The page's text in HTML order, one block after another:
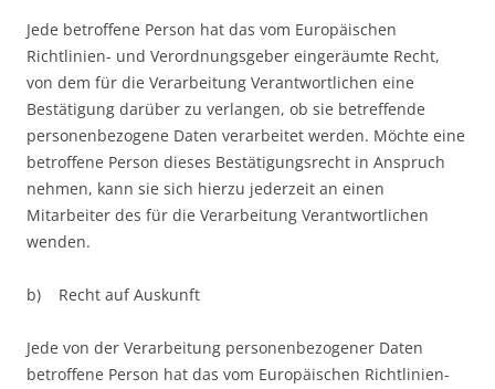
Jede betroffene Person hat das vom Europäischen
Richtlinien- und Verordnungsgeber eingeräumte Recht,
von dem für die Verarbeitung Verantwortlichen eine
Bestätigung darüber zu verlangen, ob sie betreffende
personenbezogene Daten verarbeitet werden. Möchte eine
betroffene Person dieses Bestätigungsrecht in Anspruch
nehmen, kann sie sich hierzu jederzeit an einen
Mitarbeiter des für die Verarbeitung Verantwortlichen
wenden.
b) Recht auf Auskunft
Jede von der Verarbeitung personenbezogener Daten
betroffene Person hat das vom Europäischen Richtlinien-